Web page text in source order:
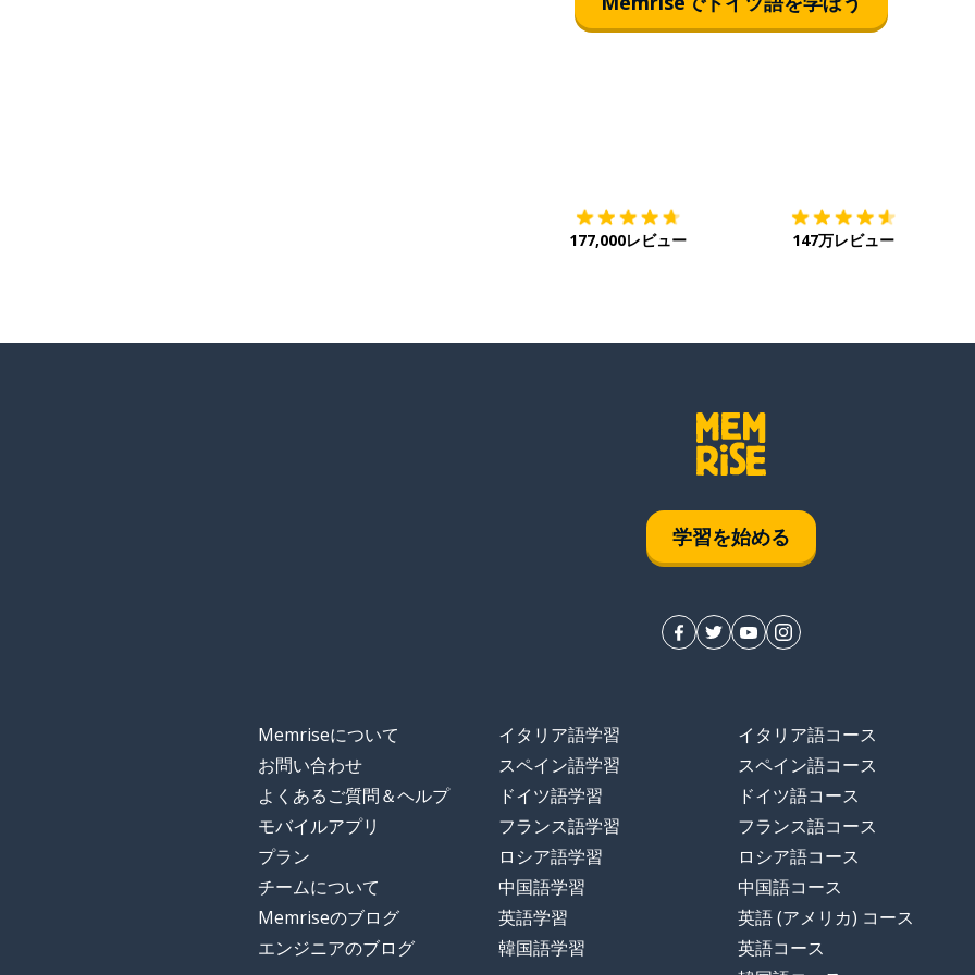
177,000レビュー 147万レビュー
学習を始める
Memriseについて
お問い合わせ
よくあるご質問＆ヘルプ
モバイルアプリ
プラン
チームについて
Memriseのブログ
エンジニアのブログ
イタリア語学習
スペイン語学習
ドイツ語学習
フランス語学習
ロシア語学習
中国語学習
英語学習
韓国語学習
イタリア語コース
スペイン語コース
ドイツ語コース
フランス語コース
ロシア語コース
中国語コース
英語 (アメリカ) コース
英語コース